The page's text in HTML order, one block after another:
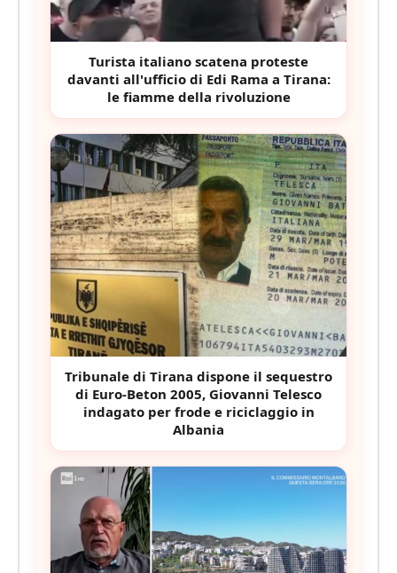
Turista italiano scatena proteste
davanti all'ufficio di Edi Rama a Tirana:
le fiamme della rivoluzione
Tribunale di Tirana dispone il sequestro
di Euro-Beton 2005, Giovanni Telesco
indagato per frode e riciclaggio in
Albania